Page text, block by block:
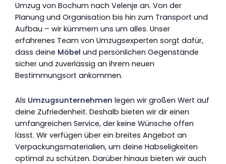
Umzug von Bochum nach Velenje an. Von der
Planung und Organisation bis hin zum Transport und
Aufbau – wir kümmern uns um alles. Unser
erfahrenes Team von Umzugsexperten sorgt dafür,
dass deine Möbel und persönlichen Gegenstände
sicher und zuverlässig an ihrem neuen
Bestimmungsort ankommen.
Als Umzugsunternehmen legen wir großen Wert auf
deine Zufriedenheit. Deshalb bieten wir dir einen
umfangreichen Service, der keine Wünsche offen
lässt. Wir verfügen über ein breites Angebot an
Verpackungsmaterialien, um deine Habseligkeiten
optimal zu schützen. Darüber hinaus bieten wir auch